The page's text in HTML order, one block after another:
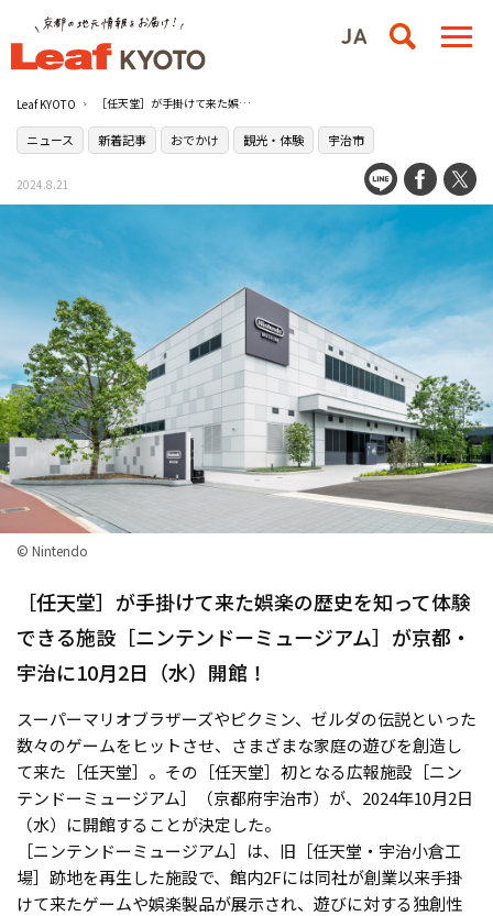
Leaf KYOTO ［任天堂］が手掛けて来た娯楽の歴史を知って体験できる施設［ニンテンドーミュージアム］が京都・宇治に10月2日（水）開館！
ニュース 新着記事 おでかけ 観光・体験 宇治市
2024.8.21
© Nintendo
［任天堂］が手掛けて来た娯楽の歴史を知って体験
できる施設［ニンテンドーミュージアム］が京都・
宇治に10月2日（水）開館！
スーパーマリオブラザーズやピクミン、ゼルダの伝説といった
数々のゲームをヒットさせ、さまざまな家庭の遊びを創造し
て来た［任天堂］。その［任天堂］初となる広報施設［ニン
テンドーミュージアム］（京都府宇治市）が、2024年10月2日
（水）に開館することが決定した。
［ニンテンドーミュージアム］は、旧［任天堂・宇治小倉工
場］跡地を再生した施設で、館内2Fには同社が創業以来手掛
けて来たゲームや娯楽製品が展示され、遊びに対する独創性